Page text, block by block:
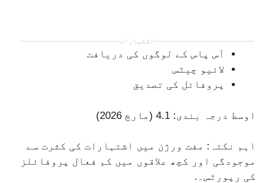
اشتہارات
آس پاس کے لوگوں کی دریافت
لائیو چیٹس
پروفائل کی تصدیق
اوسط درجہ بندی: 4.1 (مارچ 2026)
اہم نکتہ: مفت ورژن میں اشتہارات کی کثرت سے
موجودگی اور کچھ علاقوں میں کم فعال پروفائلز
کی رپورٹس۔.